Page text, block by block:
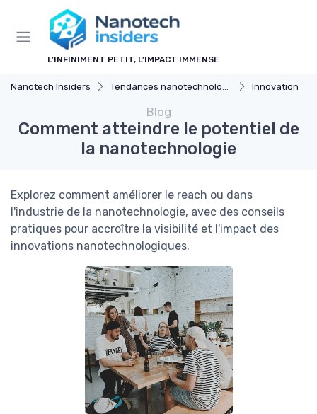
L’INFINIMENT PETIT, L’IMPACT IMMENSE
Nanotech Insiders Tendances nanotechnologie Innovation
Blog
Comment atteindre le potentiel de
la nanotechnologie
Explorez comment améliorer le reach ou dans
l'industrie de la nanotechnologie, avec des conseils
pratiques pour accroître la visibilité et l'impact des
innovations nanotechnologiques.
Panneau de gestion des cookies